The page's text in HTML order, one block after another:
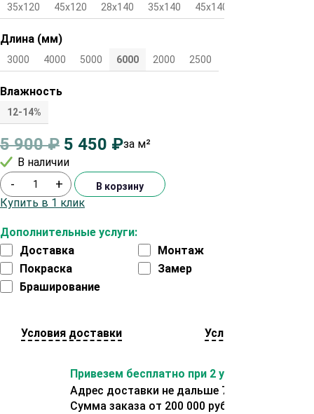
35х120 45х120 28х140 35х140 45х140
Длина (мм)
3000 4000 5000 6000 2000 2500
Влажность
12-14%
5 900₽ 5 450 ₽за м²
В наличии
Дополнительные услуги:
Доставка
Монтаж
Покраска
Замер
Браширование
- + В корзину
Купить в 1 клик
Условия доставки Условия оплаты
Привезем бесплатно при 2 условиях:
Адрес доставки не дальше 70 км от склада.
Сумма заказа от 200 000 рублей.